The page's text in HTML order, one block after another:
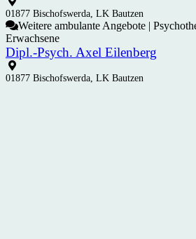
01877 Bischofswerda, LK Bautzen
Weitere ambulante Angebote |
Erwachsene
Dipl.-Psych. Axel Eilenberg
01877 Bischofswerda, LK Bautzen